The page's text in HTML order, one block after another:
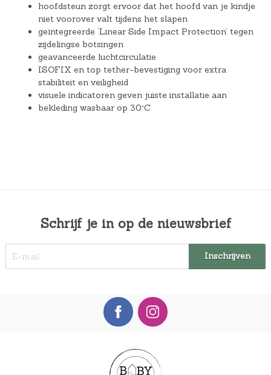
hoofdsteun zorgt ervoor dat het hoofd van je kindje
niet voorover valt tijdens het slapen
geïntegreerde ‘Linear Side Impact Protection’ tegen
zijdelingse botsingen
geavanceerde luchtcirculatie
ISOFIX en top tether-bevestiging voor extra
stabiliteit en veiligheid
visuele indicatoren geven juiste installatie aan
bekleding wasbaar op 30°C
Schrijf je in op de nieuwsbrief